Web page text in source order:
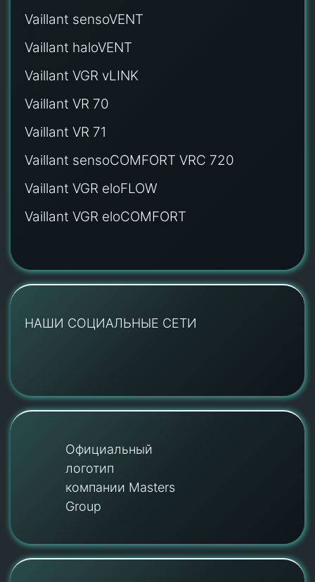
Vaillant sensoVENT
Vaillant haloVENT
Vaillant VGR vLINK
Vaillant VR 70
Vaillant VR 71
Vaillant sensoCOMFORT VRC 720
Vaillant VGR eloFLOW
Vaillant VGR eloCOMFORT
НАШИ СОЦИАЛЬНЫЕ СЕТИ
Официальный
логотип
компании Masters
Group